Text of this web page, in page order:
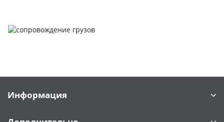
Информация